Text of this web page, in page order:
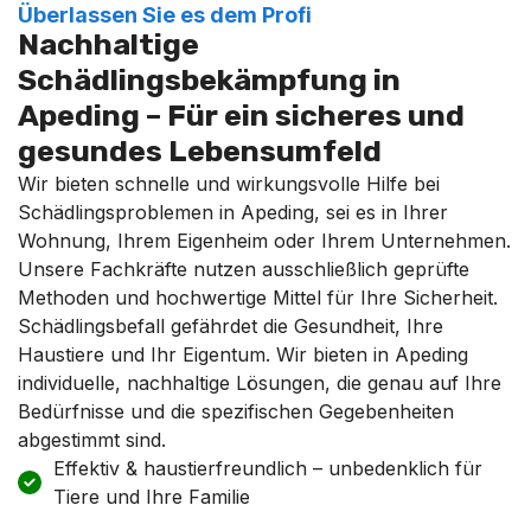
Überlassen Sie es dem Profi
Nachhaltige
Schädlingsbekämpfung in
Apeding – Für ein sicheres und
gesundes Lebensumfeld
Wir bieten schnelle und wirkungsvolle Hilfe bei
Schädlingsproblemen in Apeding, sei es in Ihrer
Wohnung, Ihrem Eigenheim oder Ihrem Unternehmen.
Unsere Fachkräfte nutzen ausschließlich geprüfte
Methoden und hochwertige Mittel für Ihre Sicherheit.
Schädlingsbefall gefährdet die Gesundheit, Ihre
Haustiere und Ihr Eigentum. Wir bieten in Apeding
individuelle, nachhaltige Lösungen, die genau auf Ihre
Bedürfnisse und die spezifischen Gegebenheiten
abgestimmt sind.
Effektiv & haustierfreundlich – unbedenklich für
Tiere und Ihre Familie